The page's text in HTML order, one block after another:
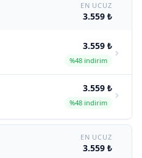
EN UCUZ
3.559 ₺
3.559 ₺
%48 indirim
3.559 ₺
%48 indirim
EN UCUZ
3.559 ₺